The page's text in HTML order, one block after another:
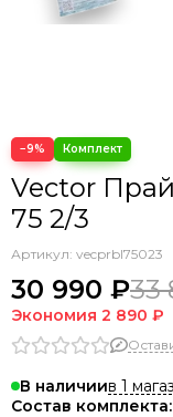
−9%
Vector
75 2/3
Артикул: vecprbl75023
30 990 ₽33
Экономия 2 890 ₽
В наличиив 1
Состав комплекта: